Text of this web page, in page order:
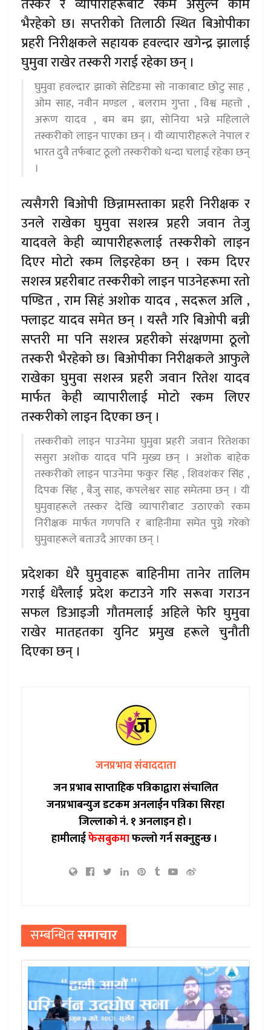
तस्कर र व्यापारीहरूबाट रकम असुल्ने काम
भैरहेको छ। सप्तरीको तिलाठी स्थित बिओपीका
प्रहरी निरीक्षकले सहायक हवल्दार खगेन्द्र झालाई
घुमुवा राखेर तस्करी गराई रहेका छन् ।
घुमुवा हवल्दार झाको सेटिङमा सो नाकाबाट छोटु साह ,
ओम साह, नवीन मण्डल , बलराम गुप्ता , विश्व महत्तो ,
अरूण यादव , बम बम झा, सोनिया भन्ने महिलाले
तस्करीको लाइन पाएका छन् । यी व्यापारीहरूले नेपाल र
भारत दुवै तर्फबाट ठूलो तस्करीको धन्दा चलाई रहेका छन्
।
त्यसैगरी बिओपी छिन्नामस्ताका प्रहरी निरीक्षक र
उनले राखेका घुमुवा सशस्त्र प्रहरी जवान तेजु
यादवले केही व्यापारीहरूलाई तस्करीको लाइन
दिएर मोटो रकम लिइरहेका छन् । रकम दिएर
सशस्त्र प्रहरीबाट तस्करीको लाइन पाउनेहरूमा रतो
पण्डित , राम सिहं अशोक यादव , सदरूल अलि ,
फ्लाइट यादव समेत छन् । यस्तै गरि बिओपी बन्नी
सप्तरी मा पनि सशस्त्र प्रहरीको संरक्षणमा ठूलो
तस्करी भैरहेको छ। बिओपीका निरीक्षकले आफुले
राखेका घुमुवा सशस्त्र प्रहरी जवान रितेश यादव
मार्फत केही व्यापारीलाई मोटो रकम लिएर
तस्करीको लाइन दिएका छन् ।
तस्करीको लाइन पाउनेमा घुमुवा प्रहरी जवान रितेशका
ससुरा अशोक यादव पनि मुख्य छन् । अशोक बाहेक
तस्करीको लाइन पाउनेमा फकुर सिंह , शिवशंकर सिंह ,
दिपक सिंह , बैजु साह, कपलेश्वर साह समेतमा छन् । यी
घुमुवाहरूले तस्कर देखि व्यापारीबाट उठाएको रकम
निरीक्षक मार्फत गणपति र बाहिनीमा समेत पुग्ने गरेको
घुमुवाहरूले बताउदै आएका छन् ।
प्रदेशका धेरै घुमुवाहरू बाहिनीमा तानेर तालिम
गराई धेरैलाई प्रदेश कटाउने गरि सरूवा गराउन
सफल डिआइजी गौतमलाई अहिले फेरि घुमुवा
राखेर मातहतका युनिट प्रमुख हरूले चुनौती
दिएका छन् ।
जनप्रभाव संवाददाता
जन प्रभाब साप्ताहिक पत्रिकाद्वारा संचालित
जनप्रभाबन्युज डटकम अनलाईन पत्रिका सिरहा
जिल्लाको नं. १ अनलाइन हो ।
हामीलाईफेसबुकमाफल्लो गर्न सक्नुहुन्छ ।
सम्बन्धितसमाचार